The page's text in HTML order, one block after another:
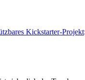
Kickstarter-Projekt